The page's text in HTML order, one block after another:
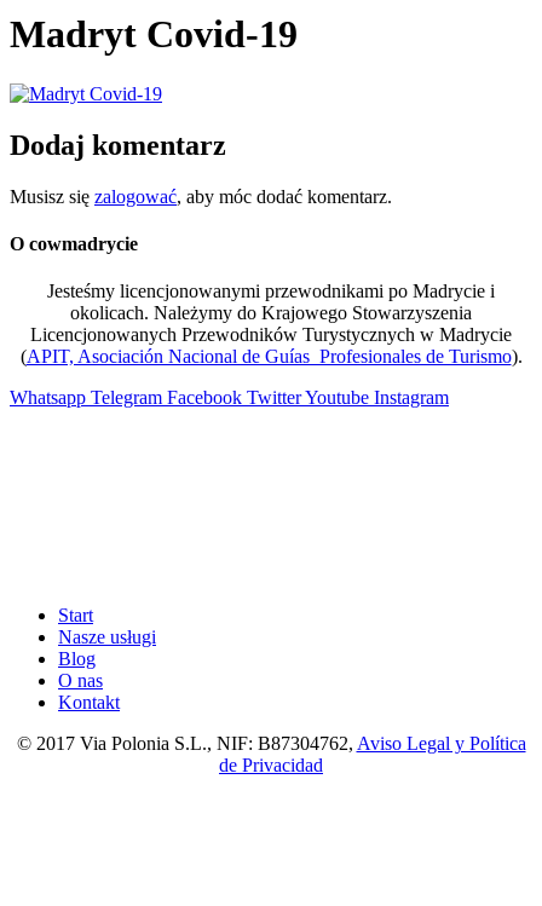
Madryt Covid-19
Dodaj komentarz
Musisz się zalogować, aby móc dodać komentarz.
O cowmadrycie
Jesteśmy licencjonowanymi przewodnikami po Madrycie i
okolicach. Należymy do Krajowego Stowarzyszenia
Licencjonowanych Przewodników Turystycznych w Madrycie
(APIT, Asociación Nacional de Guías Profesionales de Turismo).
Whatsapp Telegram Facebook TwitterYoutube Instagram
Start
Nasze usługi
Blog
O nas
Kontakt
© 2017 Via Polonia S.L., NIF: B87304762, Aviso Legal y Política
de Privacidad